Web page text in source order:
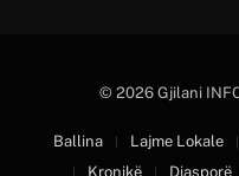
© 2026 Gjilani
Ballina Lajme Lokale
Kronikë
Diasporë